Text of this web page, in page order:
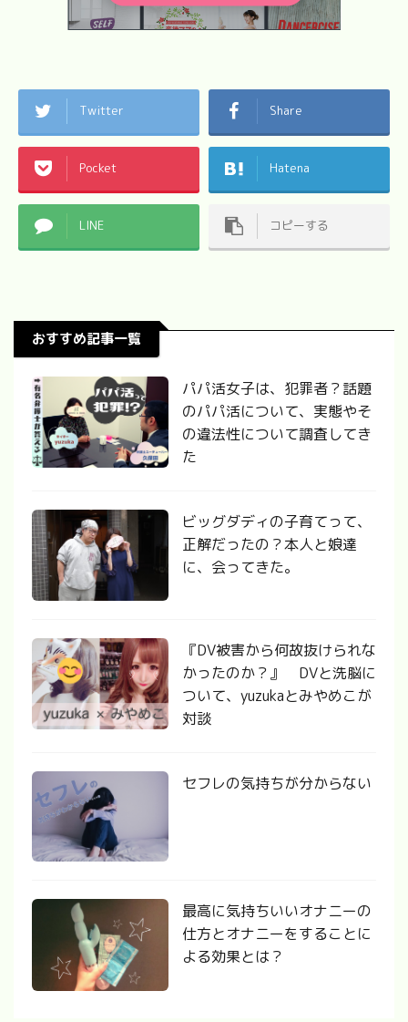
Twitter Share
Pocket Hatena
LINE コピーする
おすすめ記事一覧
パパ活女子は、犯罪者？話題
のパパ活について、実態やそ
の違法性について調査してき
た
ビッグダディの子育てって、
正解だったの？本人と娘達
に、会ってきた。
『DV被害から何故抜けられな
かったのか？』 DVと洗脳に
ついて、yuzukaとみやめこが
対談
セフレの気持ちが分からない
最高に気持ちいいオナニーの
仕方とオナニーをすることに
よる効果とは？